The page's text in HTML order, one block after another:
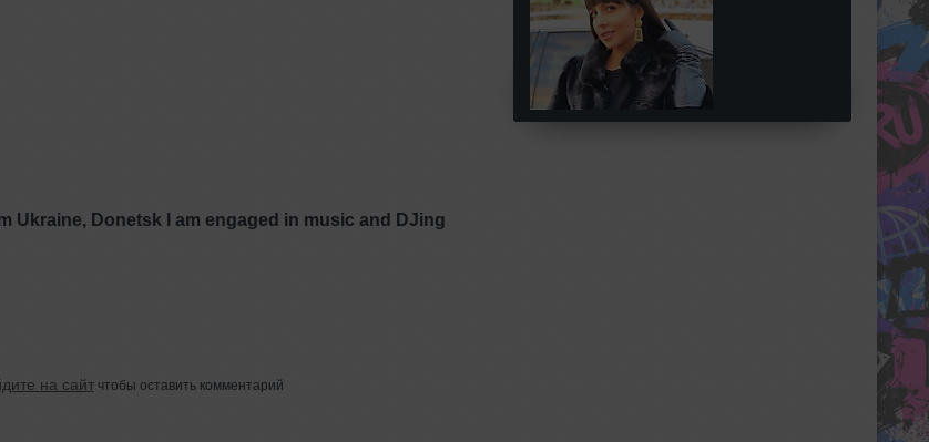
Ukraine, Donetsk I am engaged in music and DJing
на сайтчтобы оставить комментарий